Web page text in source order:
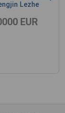
Lezhe
EUR